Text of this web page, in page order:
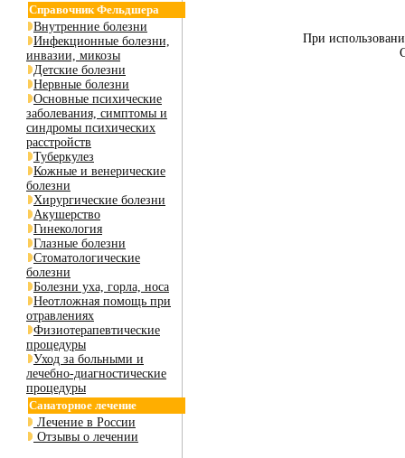
Справочник Фельдшера
Внутренние болезни
Инфекционные болезни,
инвазии, микозы
Детские болезни
Нервные болезни
Основные психические
заболевания, симптомы и
синдромы психических
расстройств
Туберкулез
Кожные и венерические
болезни
Хирургические болезни
Акушерство
Гинекология
Глазные болезни
Стоматологические
болезни
Болезни уха, горла, носа
Неотложная помощь при
отравлениях
Физиотерапевтические
процедуры
Уход за больными и
лечебно-диагностические
процедуры
Санаторное лечение
Лечение в России
Отзывы о лечении
При